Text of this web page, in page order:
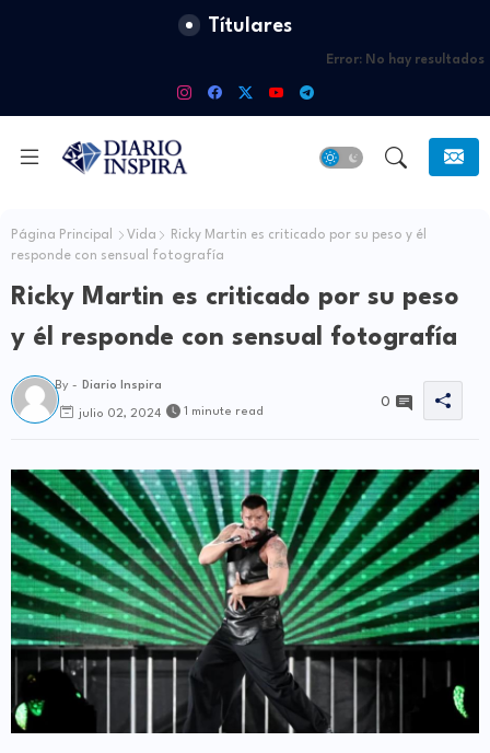
Títulares
Error: No hay resultados
Página Principal Vida
Ricky Martin es criticado por su peso y él
responde con sensual fotografía
Ricky Martin es criticado por su peso
y él responde con sensual fotografía
By - Diario Inspira
julio 02, 2024 1 minute read
0